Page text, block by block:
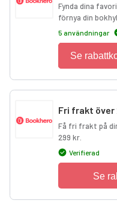
Fynda dina
förnya din
5 användningar
Se
Fri frakt över
Få fri frakt på
299 kr.
Verifierad
Se